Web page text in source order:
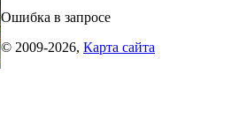
Ошибка в запросе
© 2009-2026, Карта сайта